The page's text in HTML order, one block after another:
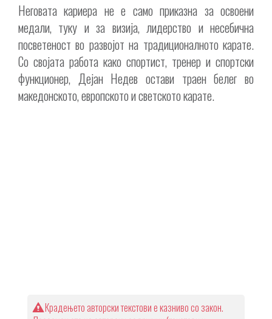
Неговата кариера не е само приказна за освоени
медали, туку и за визија, лидерство и несебична
посветеност во развојот на традиционалното карате.
Со својата работа како спортист, тренер и спортски
функционер, Дејан Недев остави траен белег во
македонското, европското и светското карате.
Крадењето авторски текстови е казниво со закон.